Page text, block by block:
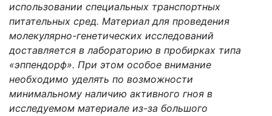
использовании специальных транспортных
питательных сред. Материал для проведения
молекулярно-генетических исследований
доставляется в лабораторию в пробирках типа
«эппендорф». При этом особое внимание
необходимо уделять по возможности
минимальному наличию активного гноя в
исследуемом материале из-за большого